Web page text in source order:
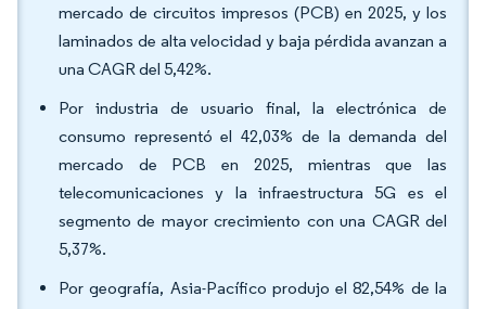
mercado de circuitos impresos (PCB) en 2025, y los
laminados de alta velocidad y baja pérdida avanzan a
una CAGR del 5,42%.
Por industria de usuario final, la electrónica de
consumo representó el 42,03% de la demanda del
mercado de PCB en 2025, mientras que las
telecomunicaciones y la infraestructura 5G es el
segmento de mayor crecimiento con una CAGR del
5,37%.
Por geografía, Asia-Pacífico produjo el 82,54% de la